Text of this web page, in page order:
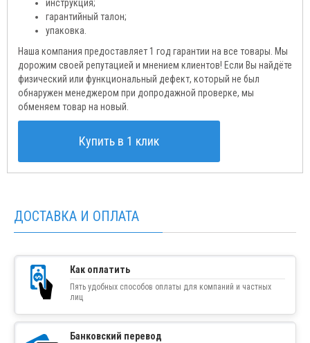
инструкция;
гарантийный талон;
упаковка.
Наша компания предоставляет 1 год гарантии на все товары. Мы
дорожим своей репутацией и мнением клиентов! Если Вы найдёте
физический или функциональный дефект, который не был
обнаружен менеджером при допродажной проверке, мы
обменяем товар на новый.
Купить в 1 клик
ДОСТАВКА И ОПЛАТА
Как оплатить
Пять удобных способов оплаты для компаний и частных
лиц
Банковский перевод